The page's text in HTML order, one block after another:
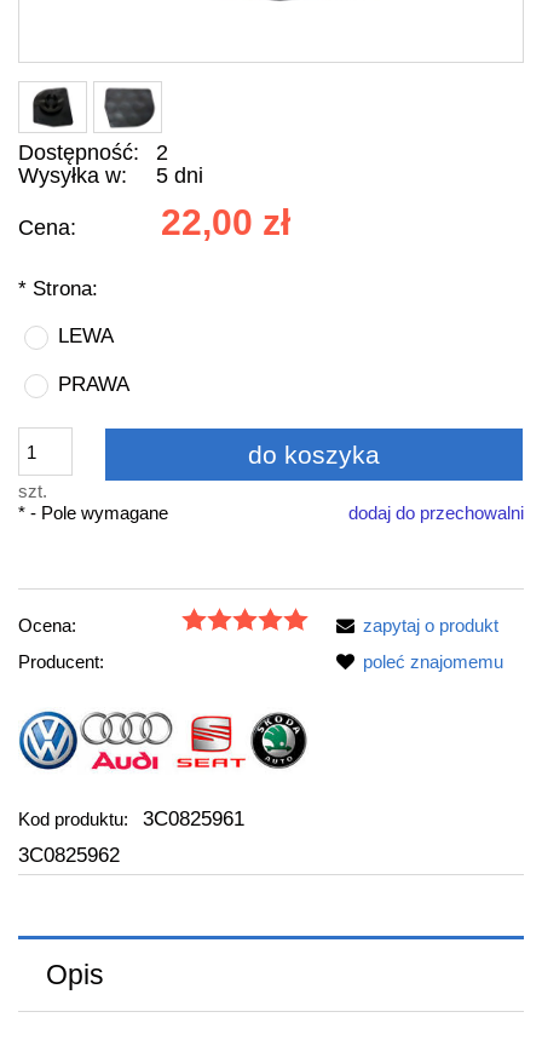
Dostępność:
2
Wysyłka w:
5 dni
Cena: 22,00 zł
* Strona:
LEWA
PRAWA
szt.
do koszyka
dodaj do przechowalni
* - Pole wymagane
Ocena:
Producent:
Kod produktu:
3C0825961
3C0825962
zapytaj o produkt
poleć znajomemu
Opis